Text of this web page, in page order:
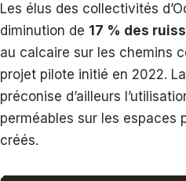
Les élus des collectivités
diminution de 17 % des
au calcaire sur les chemins
projet pilote initié en 2022. La
préconise d’ailleurs
perméables sur les espaces
créés.